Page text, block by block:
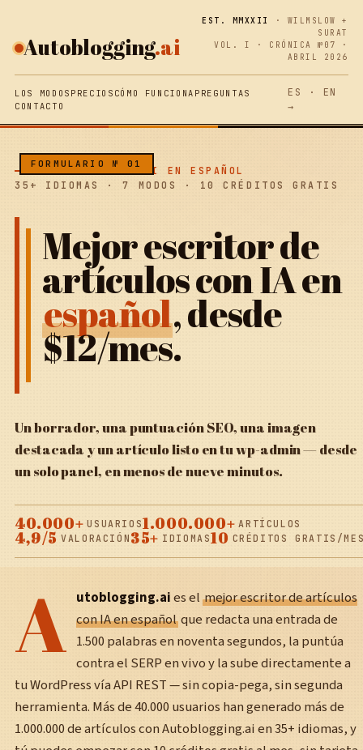
Autoblogging.ai
EST. MMXXII
· WILMSLOW +
SURAT
VOL. I · CRÓNICA №07 ·
ABRIL 2026
LOS MODOS PRECIOS CÓMO FUNCIONA PREGUNTAS
CONTACTO
ES · EN
→
AUTOBLOGGING.AI EN ESPAÑOL
35+ IDIOMAS · 7 MODOS · 10 CRÉDITOS GRATIS
Mejor escritor de
artículos con IA en
español, desde
$12/mes.
Un borrador, una puntuación SEO, una imagen
destacada y un artículo listo en tu wp-admin — desde
un solo panel, en menos de nueve minutos.
40.000+ USUARIOS1.000.000+ ARTÍCULOS
4,9/5 VALORACIÓN 35+ IDIOMAS10 CRÉDITOS GRATIS/
A utoblogging.aies elmejor escritor de artículos
con IA en españolque redacta una entrada de
1.500 palabras en noventa segundos, la puntúa
contra el SERP en vivo y la sube directamente a
tu WordPress vía API REST — sin copia-pega, sin segunda
herramienta. Más de 40.000 usuarios han generado más de
1.000.000 de artículos con Autoblogging.ai en 35+ idiomas, y